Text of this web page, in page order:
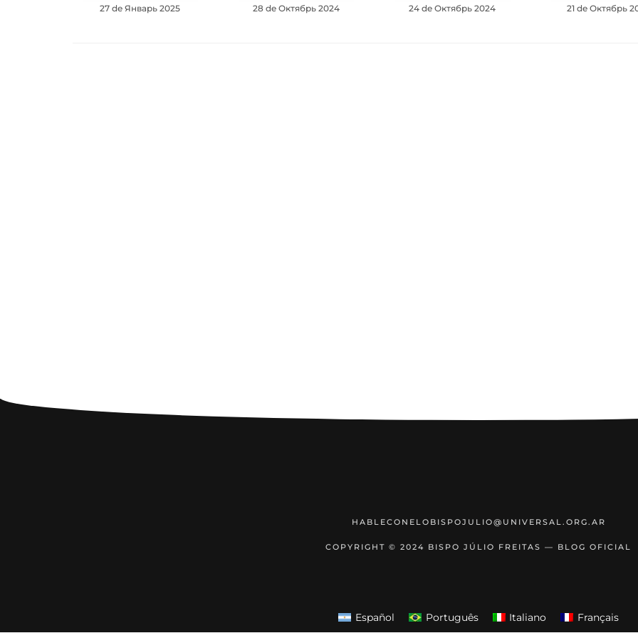
27 de Январь 2025 28 de Октябрь 2024 24 de Октябрь 2024 21 de Октябрь
HABLECONELOBISPOJULIO@UNIVERSAL.ORG.AR
COPYRIGHT © 2024 BISPO JÚLIO FREITAS — BLOG OFICIAL
Español Português Italiano Français